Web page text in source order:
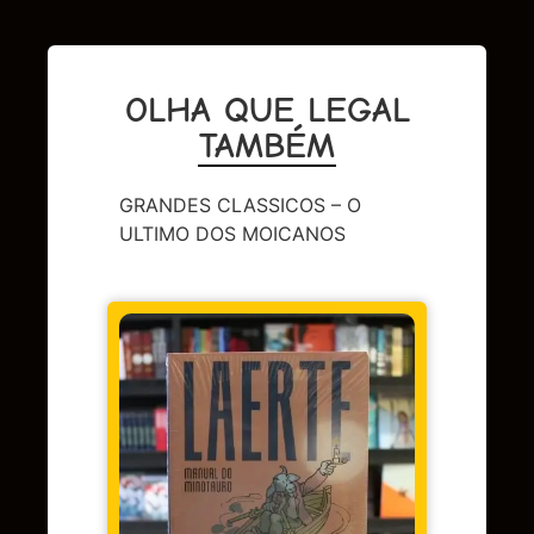
OLHA QUE LEGAL
TAMBÉM
GRANDES CLASSICOS – O
ULTIMO DOS MOICANOS